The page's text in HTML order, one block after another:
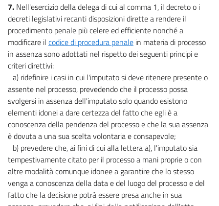
7. Nell'esercizio della delega di cui al comma 1, il decreto o i
decreti legislativi recanti disposizioni dirette a rendere il
procedimento penale più celere ed efficiente nonché a
modificare il codice di procedura penale in materia di processo
in assenza sono adottati nel rispetto dei seguenti principi e
criteri direttivi:
a) ridefinire i casi in cui l'imputato si deve ritenere presente o
assente nel processo, prevedendo che il processo possa
svolgersi in assenza dell'imputato solo quando esistono
elementi idonei a dare certezza del fatto che egli è a
conoscenza della pendenza del processo e che la sua assenza
è dovuta a una sua scelta volontaria e consapevole;
b) prevedere che, ai fini di cui alla lettera a), l'imputato sia
tempestivamente citato per il processo a mani proprie o con
altre modalità comunque idonee a garantire che lo stesso
venga a conoscenza della data e del luogo del processo e del
fatto che la decisione potrà essere presa anche in sua